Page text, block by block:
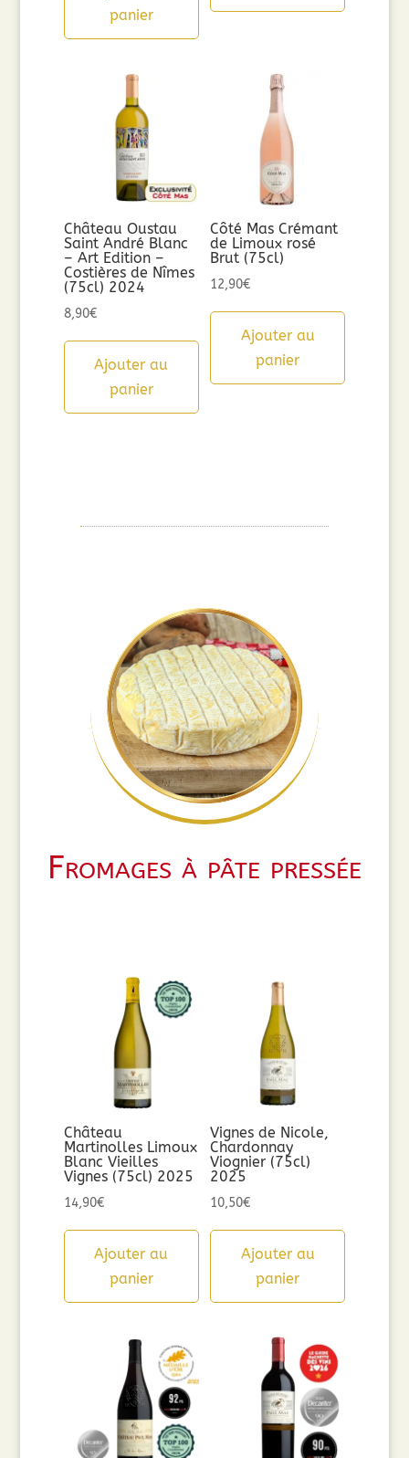
panier
Château Oustau
Saint André Blanc
– Art Edition –
Costières de Nîmes
(75cl) 2024
8,90€
Ajouter au
panier
Côté Mas Crémant
de Limoux rosé
Brut (75cl)
12,90€
Ajouter au
panier
Fromages à pâte pressée
Château
Martinolles Limoux
Blanc Vieilles
Vignes (75cl) 2025
14,90€
Ajouter au
panier
Vignes de Nicole,
Chardonnay
Viognier (75cl)
2025
10,50€
Ajouter au
panier